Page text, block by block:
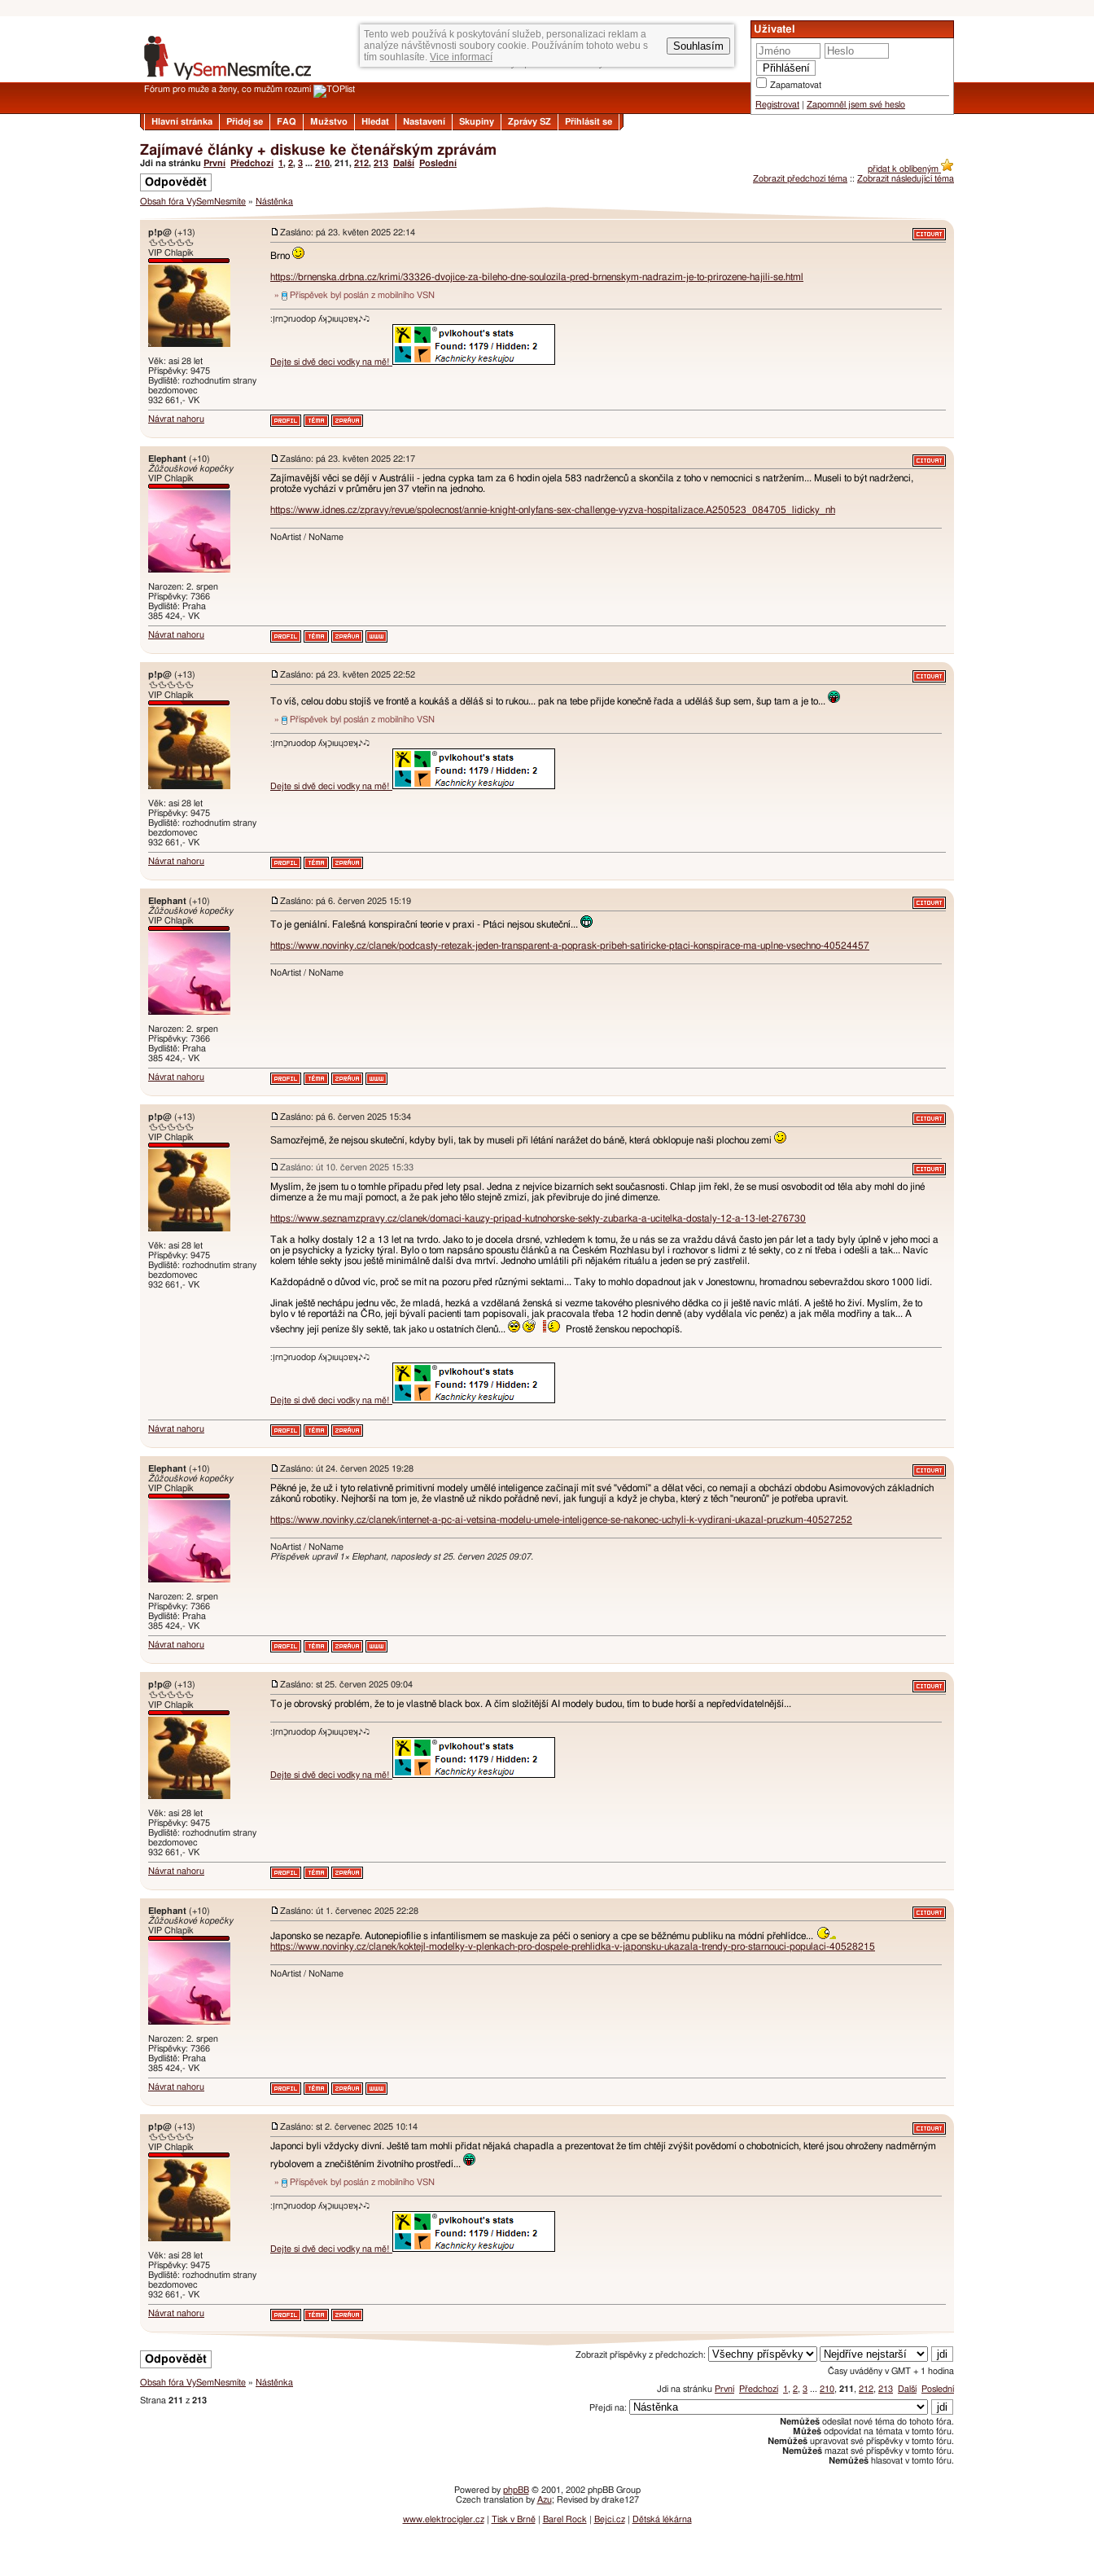
Tento web používá k poskytování služeb, personalizaci reklam a
analýze návštěvnosti soubory cookie. Používáním tohoto webu s
tím souhlasíte. Vice informací
Souhlasím
Uživatel
Zapamatovat
Registrovat Zapomněl jsem své heslo
Fórum pro muže a ženy, co mužům rozumí
Hlavní stránka Přidej se FAQ Mužstvo Hledat Nastavení Skupiny Zprávy SZ Přihlásit se
Zajímavé články + diskuse ke čtenářským zprávám
přidat k oblíbeným
Zobrazit předchozí téma :: Zobrazit následující téma
Jdi na stránku První Předchozí 1, 2, 3 ... 210, 211, 212, 213 Další Poslední
Odpovědět
Obsah fóra VySemNesmíte » Nástěnka
p!p@ (+13)
🦆🦆🦆🦆🦆
VIP Chlapík
Věk: asi 28 let
Příspěvky: 9475
Bydliště: rozhodnutím strany
bezdomovec
932 661,- VK
Zasláno: pá 23. květen 2025 22:14
Brno
https://brnenska.drbna.cz/krimi/33326-dvojice-za-bileho-dne-soulozila-pred-brnenskym-nadrazim-je-to-prirozene-hajili-se.html
» Příspěvek byl poslán z mobilního VSN
:ו֥ɾnכַnɹodop ʎʞכַıuɥɔɐʞ♪♫
Dejte si dvě deci vodky na mě!
Návrat nahoru
Elephant (+10)
Žůžouškové kopečky
VIP Chlapík
Narozen: 2. srpen
Příspěvky: 7366
Bydliště: Praha
385 424,- VK
Zasláno: pá 23. květen 2025 22:17
Zajímavější věci se dějí v Austrálii - jedna cypka tam za 6 hodin ojela 583 nadrženců a skončila z toho v nemocnici s natržením... Museli to být nadrženci,
protože vychází v průměru jen 37 vteřin na jednoho.
https://www.idnes.cz/zpravy/revue/spolecnost/annie-knight-onlyfans-sex-challenge-vyzva-hospitalizace.A250523_084705_lidicky_nh
NoArtist / NoName
Návrat nahoru
p!p@ (+13)
🦆🦆🦆🦆🦆
VIP Chlapík
Věk: asi 28 let
Příspěvky: 9475
Bydliště: rozhodnutím strany
bezdomovec
932 661,- VK
Zasláno: pá 23. květen 2025 22:52
To víš, celou dobu stojíš ve frontě a koukáš a děláš si to rukou... pak na tebe přijde konečně řada a uděláš šup sem, šup tam a je to...
» Příspěvek byl poslán z mobilního VSN
:ו֥ɾnכַnɹodop ʎʞכַıuɥɔɐʞ♪♫
Dejte si dvě deci vodky na mě!
Návrat nahoru
Elephant (+10)
Žůžouškové kopečky
VIP Chlapík
Narozen: 2. srpen
Příspěvky: 7366
Bydliště: Praha
385 424,- VK
Zasláno: pá 6. červen 2025 15:19
To je geniální. Falešná konspirační teorie v praxi - Ptáci nejsou skuteční...
https://www.novinky.cz/clanek/podcasty-retezak-jeden-transparent-a-poprask-pribeh-satiricke-ptaci-konspirace-ma-uplne-vsechno-40524457
NoArtist / NoName
Návrat nahoru
p!p@ (+13)
🦆🦆🦆🦆🦆
VIP Chlapík
Věk: asi 28 let
Příspěvky: 9475
Bydliště: rozhodnutím strany
bezdomovec
932 661,- VK
Zasláno: pá 6. červen 2025 15:34
Samozřejmě, že nejsou skuteční, kdyby byli, tak by museli při létání narážet do báně, která obklopuje naši plochou zemi
Zasláno: út 10. červen 2025 15:33
Myslím, že jsem tu o tomhle případu před lety psal. Jedna z nejvíce bizarních sekt současnosti. Chlap jim řekl, že se musí osvobodit od těla aby mohl do jiné
dimenze a že mu mají pomoct, a že pak jeho tělo stejně zmizí, jak převibruje do jiné dimenze.
https://www.seznamzpravy.cz/clanek/domaci-kauzy-pripad-kutnohorske-sekty-zubarka-a-ucitelka-dostaly-12-a-13-let-276730
Tak a holky dostaly 12 a 13 let na tvrdo. Jako to je docela drsné, vzhledem k tomu, že u nás se za vraždu dává často jen pár let a tady byly úplně v jeho moci a
on je psychicky a fyzicky týral. Bylo o tom napsáno spoustu článků a na Českém Rozhlasu byl i rozhovor s lidmi z té sekty, co z ní třeba i odešli a tak... Navíc
kolem téhle sekty jsou ještě minimálně další dva mrtví. Jednoho umlátili při nějakém rituálu a jeden se prý zastřelil.
Každopádně o důvod víc, proč se mít na pozoru před různými sektami... Taky to mohlo dopadnout jak v Jonestownu, hromadnou sebevraždou skoro 1000 lidí.
Jinak ještě nechápu jednu věc, že mladá, hezká a vzdělaná ženská si vezme takového plesnivého dědka co ji ještě navíc mlátí. A ještě ho živí. Myslím, že to
bylo v té reportáži na ČRo, její bývalí pacienti tam popisovali, jak pracovala třeba 12 hodin denně (aby vydělala víc peněz) a jak měla modřiny a tak... A
všechny její peníze šly sektě, tak jako u ostatních členů...
Prostě ženskou nepochopíš.
:ו֥ɾnכַnɹodop ʎʞכַıuɥɔɐʞ♪♫
Dejte si dvě deci vodky na mě!
Návrat nahoru
Elephant (+10)
Žůžouškové kopečky
VIP Chlapík
Narozen: 2. srpen
Příspěvky: 7366
Bydliště: Praha
385 424,- VK
Zasláno: út 24. červen 2025 19:28
Pěkné je, že už i tyto relativně primitivní modely umělé inteligence začínají mít své "vědomí" a dělat věci, co nemají a obchází obdobu Asimovových základních
zákonů robotiky. Nejhorší na tom je, že vlastně už nikdo pořádně neví, jak fungují a když je chyba, který z těch "neuronů" je potřeba upravit.
https://www.novinky.cz/clanek/internet-a-pc-ai-vetsina-modelu-umele-inteligence-se-nakonec-uchyli-k-vydirani-ukazal-pruzkum-40527252
NoArtist / NoName
Příspěvek upravil 1× Elephant, naposledy st 25. červen 2025 09:07.
Návrat nahoru
p!p@ (+13)
🦆🦆🦆🦆🦆
VIP Chlapík
Věk: asi 28 let
Příspěvky: 9475
Bydliště: rozhodnutím strany
bezdomovec
932 661,- VK
Zasláno: st 25. červen 2025 09:04
To je obrovský problém, že to je vlastně black box. A čím složitější AI modely budou, tím to bude horší a nepředvídatelnější...
:ו֥ɾnכַnɹodop ʎʞכַıuɥɔɐʞ♪♫
Dejte si dvě deci vodky na mě!
Návrat nahoru
Elephant (+10)
Žůžouškové kopečky
VIP Chlapík
Narozen: 2. srpen
Příspěvky: 7366
Bydliště: Praha
385 424,- VK
Zasláno: út 1. červenec 2025 22:28
Japonsko se nezapře. Autonepiofilie s infantilismem se maskuje za péči o seniory a cpe se běžnému publiku na módní přehlídce...
https://www.novinky.cz/clanek/koktejl-modelky-v-plenkach-pro-dospele-prehlidka-v-japonsku-ukazala-trendy-pro-starnouci-populaci-40528215
NoArtist / NoName
Návrat nahoru
p!p@ (+13)
🦆🦆🦆🦆🦆
VIP Chlapík
Věk: asi 28 let
Příspěvky: 9475
Bydliště: rozhodnutím strany
bezdomovec
932 661,- VK
Zasláno: st 2. červenec 2025 10:14
Japonci byli vždycky divní. Ještě tam mohli přidat nějaká chapadla a prezentovat že tím chtějí zvýšit povědomí o chobotnicích, které jsou ohroženy nadměrným
rybolovem a znečištěním životního prostředí...
» Příspěvek byl poslán z mobilního VSN
:ו֥ɾnכַnɹodop ʎʞכַıuɥɔɐʞ♪♫
Dejte si dvě deci vodky na mě!
Návrat nahoru
Zobrazit příspěvky z předchozích:
Časy uváděny v GMT + 1 hodina
Jdi na stránku První Předchozí 1 , 2, 3 ... 210, 211 , 212, 213 Další Poslední
Přejdi na:
Nemůžeš odesílat nové téma do tohoto fóra.
Můžeš odpovídat na témata v tomto fóru.
Nemůžeš upravovat své příspěvky v tomto fóru.
Nemůžeš mazat své příspěvky v tomto fóru.
Nemůžeš hlasovat v tomto fóru.
Odpovědět
Obsah fóra VySemNesmíte » Nástěnka
Strana 211 z 213
Powered by phpBB© 2001, 2002 phpBB Group
Czech translation by Azu; Revised by drake127
www.elektrocigler.cz| Tisk v Brně| Barel Rock Bejci.cz| Dětská lékárna